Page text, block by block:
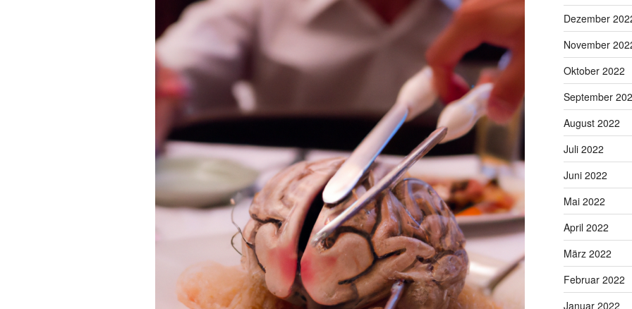
Dezember
November
Oktober 2022
September
August 2022
Juli 2022
Juni 2022
Mai 2022
April 2022
März 2022
Februar 2022
Januar 2022